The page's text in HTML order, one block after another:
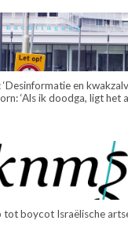
en
‘Als ik doodga, ligt het
boycot Israëlische